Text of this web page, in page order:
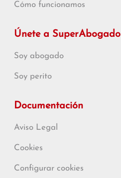
Cómo funcionamos
Únete a SuperAbogado
Soy abogado
Soy perito
Documentación
Aviso Legal
Cookies
Configurar cookies